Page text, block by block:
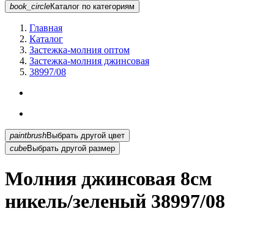
book_circleКаталог по категориям
Главная
Каталог
Застежка-молния оптом
Застежка-молния джинсовая
38997/08
paintbrush
Выбрать другой цвет
cubeВыбрать другой размер
Молния джинсовая 8см
никель/зеленый 38997/08